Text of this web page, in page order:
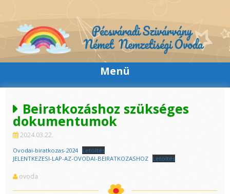
content
Menü
Beiratkozáshoz szükséges
dokumentumok
2024.03.22.
Ovodai-biratkozas-2024 Letöltés
JELENTKEZESI-LAP-AZ-OVODAI-BEIRATKOZASHOZ Letöltés
ovoda